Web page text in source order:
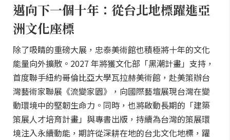
邁向下一個十年：從台北地標躍進亞
洲文化座標
除了吸睛的重磅大展，忠泰美術館也積極將十年的文化
能量向外擴散。2027 年將獲文化部「黑潮計畫」支持，
首度聯手紐約哥倫比亞大學瓦拉赫美術館，赴美策辦台
灣藝術家聯展《流變家園》，向國際藝壇展現台灣在變
動環境中的堅韌生命力。同時，也將啟動長期的「建築
策展人才培育計畫」與專書出版，持續為台灣的策展環
境注入永續動能，期許從深耕在地的台北文化地標，躍